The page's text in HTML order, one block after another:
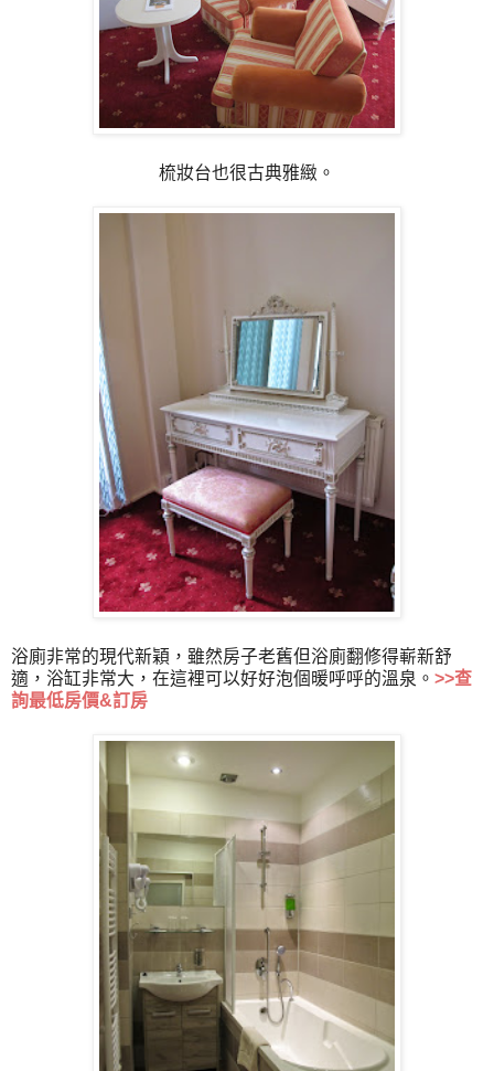
梳妝台也很古典雅緻。
浴廁非常的現代新穎，雖然房子老舊但浴廁翻修得嶄新舒
適，浴缸非常大，在這裡可以好好泡個暖呼呼的溫泉。 >>查
詢最低房價&訂房